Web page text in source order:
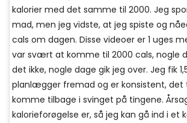
kalorier med det samme til 2000. Jeg
mad, men jeg vidste, at jeg spiste og
cals om dagen. Disse videoer er 1 uges
var svært at komme til 2000 cals, nogle
det ikke, nogle dage gik jeg over. Jeg fik
planlægger fremad og er konsistent, det
komme tilbage i svinget på tingene.
kalorieforøgelse er, så jeg kan gå ind i et